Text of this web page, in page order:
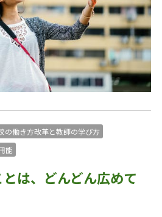
の働き方改革と教師の学び方
能
は、どんどん広めて